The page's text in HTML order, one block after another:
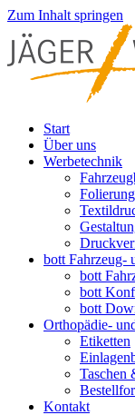
Zum Inhalt springen
Start
Über uns
Werbetechnik
bott Fahrzeug-
bott
bott
bott
Orthopädie-
Etiketten
Taschen
Kontakt